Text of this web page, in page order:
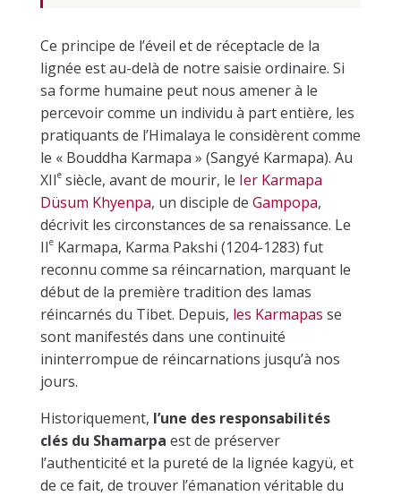
Ce principe de l’éveil et de réceptacle de la
lignée est au-delà de notre saisie ordinaire. Si
sa forme humaine peut nous amener à le
percevoir comme un individu à part entière, les
pratiquants de l’Himalaya le considèrent comme
le « Bouddha Karmapa » (Sangyé Karmapa). Au
XIIesiècle, avant de mourir, le IerKarmapa
Düsum Khyenpa, un disciple de Gampopa,
décrivit les circonstances de sa renaissance. Le
IIeKarmapa, Karma Pakshi (1204-1283) fut
reconnu comme sa réincarnation, marquant le
début de la première tradition des lamas
réincarnés du Tibet. Depuis, les Karmapas se
sont manifestés dans une continuité
ininterrompue de réincarnations jusqu’à nos
jours.
Historiquement, l’une des responsabilités
clés du Shamarpa est de préserver
l’authenticité et la pureté de la lignée kagyü, et
de ce fait, de trouver l’émanation véritable du